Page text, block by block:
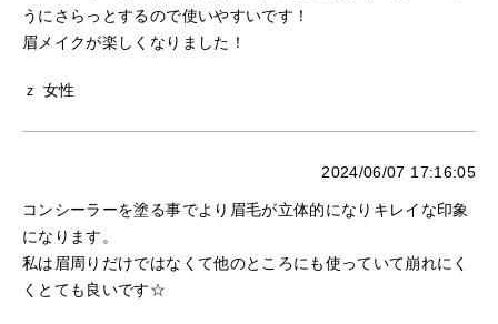
うにさらっとするので使いやすいです！
眉メイクが楽しくなりました！
ｚ 女性
2024/06/07 17:16:05
コンシーラーを塗る事でより眉毛が立体的になりキレイな印象
になります。
私は眉周りだけではなくて他のところにも使っていて崩れにく
くとても良いです☆